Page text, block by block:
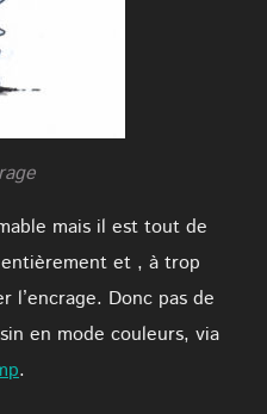
mais il est tout de
et , à trop
l’encrage. Donc pas de
en mode couleurs, via
.